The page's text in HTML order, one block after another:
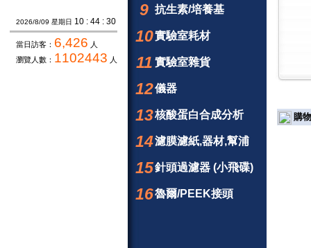
2026/8/09 星期日 10 : 44 : 30
當日訪客： 6,426 人
瀏覽人數： 1102443 人
9 抗生素/培養基
10實驗室耗材
11 實驗室雜貨
12儀器
13核酸蛋白合成分析
14濾膜濾紙,器材,幫浦
15針頭過濾器 (小飛碟)
16魯爾/PEEK接頭
購